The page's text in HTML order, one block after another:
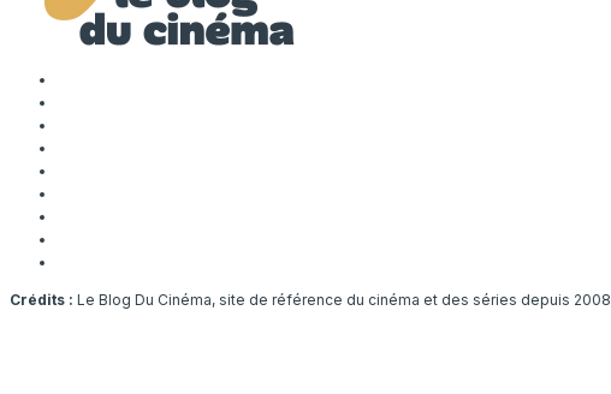
Crédits : Le Blog Du Cinéma, site de référence du cinéma et des séries depuis 2008